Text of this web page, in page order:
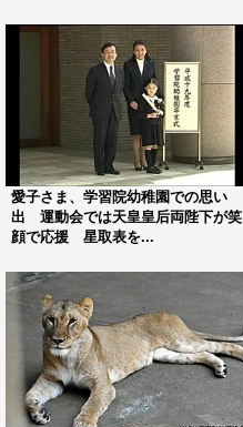
愛子さま、学習院幼稚園での思い
出 運動会では天皇皇后両陛下が笑
顔で応援 星取表を...